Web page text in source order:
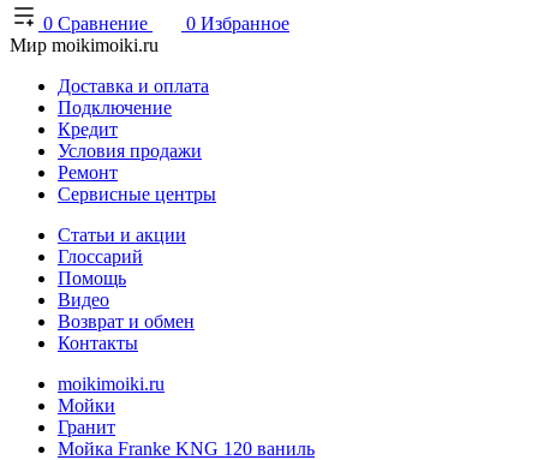
0 Сравнение 0 Избранное
Мир moikimoiki.ru
Доставка и оплата
Подключение
Кредит
Условия продажи
Ремонт
Сервисные центры
Статьи и акции
Глоссарий
Помощь
Видео
Возврат и обмен
Контакты
moikimoiki.ru
Мойки
Гранит
Мойка Franke KNG 120 ваниль